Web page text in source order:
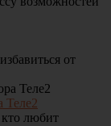
от
Теле2
кто любит